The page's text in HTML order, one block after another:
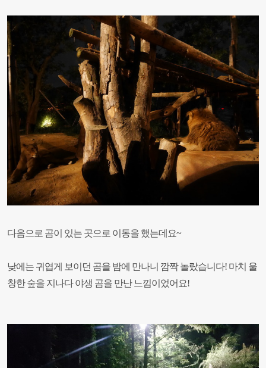
다음으로 곰이 있는 곳으로 이동을 했는데요~
낮에는 귀엽게 보이던 곰을 밤에 만나니 깜짝 놀랐습니다! 마치 울
창한 숲을 지나다 야생 곰을 만난 느낌이었어요!